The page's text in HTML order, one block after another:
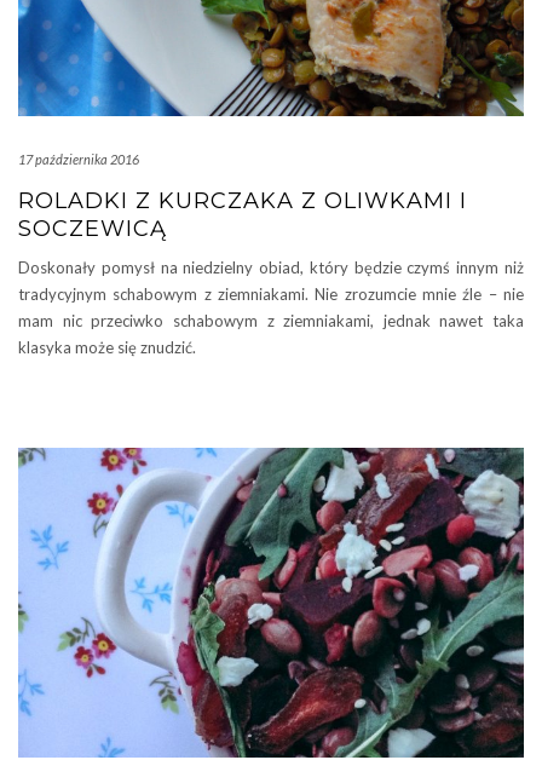
17 października 2016
ROLADKI Z KURCZAKA Z OLIWKAMI I
SOCZEWICĄ
Doskonały pomysł na niedzielny obiad, który będzie czymś innym niż
tradycyjnym schabowym z ziemniakami. Nie zrozumcie mnie źle – nie
mam nic przeciwko schabowym z ziemniakami, jednak nawet taka
klasyka może się znudzić.